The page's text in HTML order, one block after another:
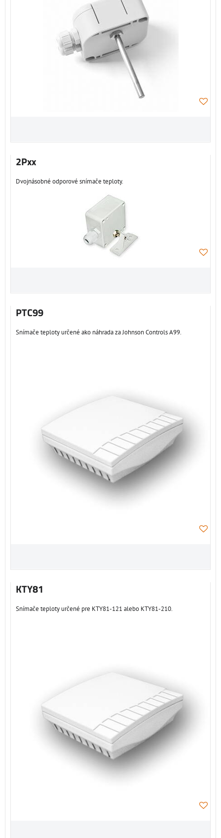
2Pxx
Dvojnásobné odporové snímače teploty.
PTC99
Snímače teploty určené ako náhrada za Johnson Controls A99.
KTY81
Snímače teploty určené pre KTY81-121 alebo KTY81-210.